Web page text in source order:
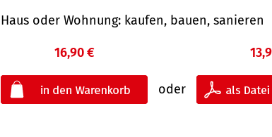
Haus oder Wohnung: kaufen, bauen, sanieren
16,90 €
oder